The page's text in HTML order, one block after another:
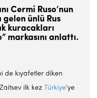
Cermi Ruso’nun
ünlü Rus
kuracakları
markasını anlattı.
de kıyafetler diken
ilk kez Türkiye’ye